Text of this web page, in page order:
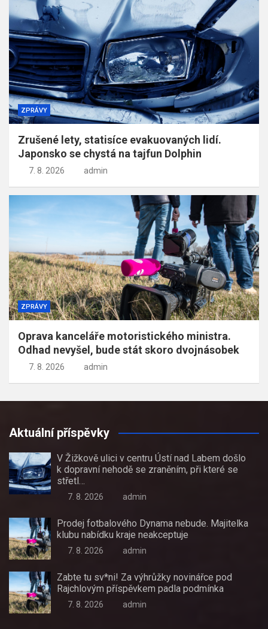
ZPRÁVY
Zrušené lety, statisíce evakuovaných lidí.
Japonsko se chystá na tajfun Dolphin
7. 8. 2026 admin
ZPRÁVY
Oprava kanceláře motoristického ministra.
Odhad nevyšel, bude stát skoro dvojnásobek
7. 8. 2026 admin
Aktuální příspěvky
V Žižkově ulici v centru Ústí nad Labem došlo
k dopravní nehodě se zraněním, při které se
střetl…
7. 8. 2026 admin
Prodej fotbalového Dynama nebude. Majitelka
klubu nabídku kraje neakceptuje
7. 8. 2026 admin
Zabte tu sv*ni! Za výhrůžky novinářce pod
Rajchlovým příspěvkem padla podmínka
7. 8. 2026 admin